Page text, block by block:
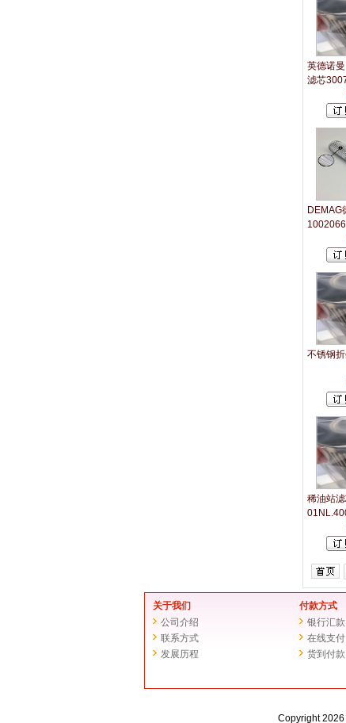
英德诺
滤芯
DEMAG
不锈钢
稀油站
关于我们
公司介绍
联系方式
发展历程
付款方式
银行汇款
在线支付
货到付款
Copyright 2026